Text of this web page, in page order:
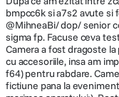
video
20p
bmpcc6k si a7s2 avute si
@MihneaBi/ dop/ senior
sigma fp. Facuse ceva
Camera a fost dragoste
cu accesoriile, insa am
f64) pentru rabdare.
fictiune pana la